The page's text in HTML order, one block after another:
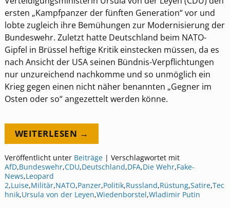
ersten „Kampfpanzer der fünften Generation“ vor und
lobte zugleich ihre Bemühungen zur Modernisierung der
Bundeswehr. Zuletzt hatte Deutschland beim NATO-
Gipfel in Brüssel heftige Kritik einstecken müssen, da es
nach Ansicht der USA seinen Bündnis-Verpflichtungen
nur unzureichend nachkomme und so unmöglich ein
Krieg gegen einen nicht näher benannten „Gegner im
Osten oder so“ angezettelt werden könne.
WEITERLESEN →
Veröffentlicht unter Beiträge| Verschlagwortet mit
AfD,Bundeswehr,CDU,Deutschland,DFA,Die Wehr,Fake-
News,Leopard
2,Luise,Militär,NATO,Panzer,Politik,Russland,Rüstung,Satire,Tec
hnik,Ursula von der Leyen,Wiedenborstel,Wladimir Putin